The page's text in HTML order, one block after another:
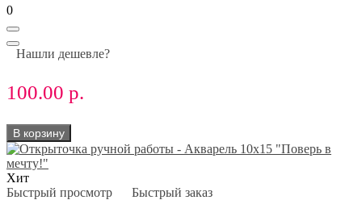
0
Нашли дешевле?
100.00 р.
В корзину
Хит
Быстрый просмотр
Быстрый заказ